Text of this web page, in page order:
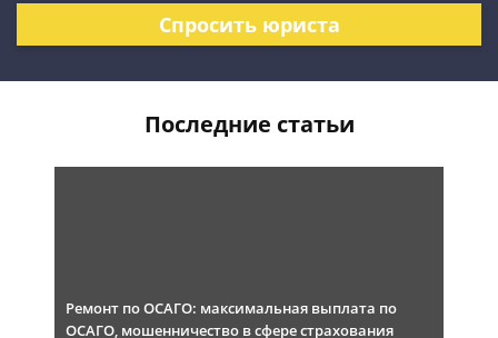
Спросить юриста
Последние статьи
Ремонт по ОСАГО: максимальная выплата по
ОСАГО, мошенничество в сфере страхования